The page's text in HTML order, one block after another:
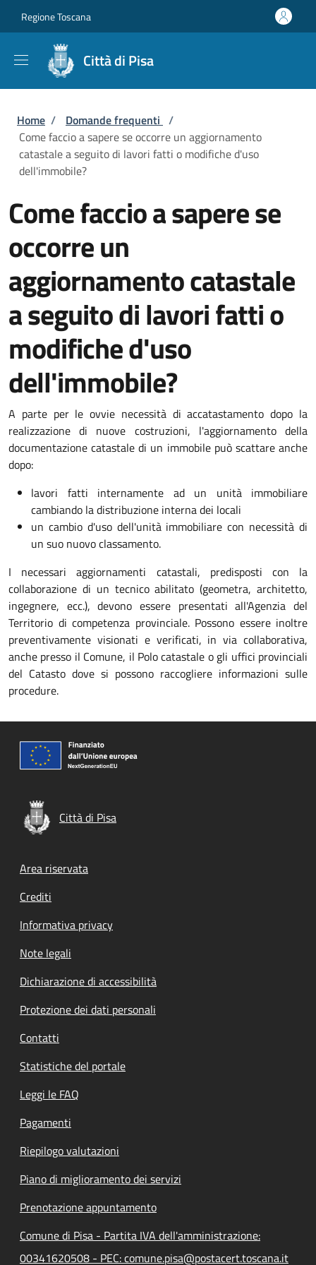
Regione Toscana
Città di Pisa
Briciole di pane
Home / Domande frequenti /
Come faccio a sapere se occorre un aggiornamento
catastale a seguito di lavori fatti o modifiche d'uso
dell'immobile?
Come faccio a sapere se
occorre un
aggiornamento catastale
a seguito di lavori fatti o
modifiche d'uso
dell'immobile?
A parte per le ovvie necessità di accatastamento dopo la
realizzazione di nuove costruzioni, l'aggiornamento della
documentazione catastale di un immobile può scattare anche
dopo:
lavori fatti internamente ad un unità immobiliare
cambiando la distribuzione interna dei locali
un cambio d'uso dell'unità immobiliare con necessità di
un suo nuovo classamento.
I necessari aggiornamenti catastali, predisposti con la
collaborazione di un tecnico abilitato (geometra, architetto,
ingegnere, ecc.), devono essere presentati all'Agenzia del
Territorio di competenza provinciale. Possono essere inoltre
preventivamente visionati e verificati, in via collaborativa,
anche presso il Comune, il Polo catastale o gli uffici provinciali
del Catasto dove si possono raccogliere informazioni sulle
procedure.
Città di Pisa
Footer menu
Area riservata
Crediti
Informativa privacy
Note legali
Dichiarazione di accessibilità
Protezione dei dati personali
Contatti
Statistiche del portale
Leggi le FAQ
Pagamenti
Riepilogo valutazioni
Piano di miglioramento dei servizi
Prenotazione appuntamento
Comune di Pisa - Partita IVA dell'amministrazione:
00341620508 - PEC: comune.pisa@postacert.toscana.it